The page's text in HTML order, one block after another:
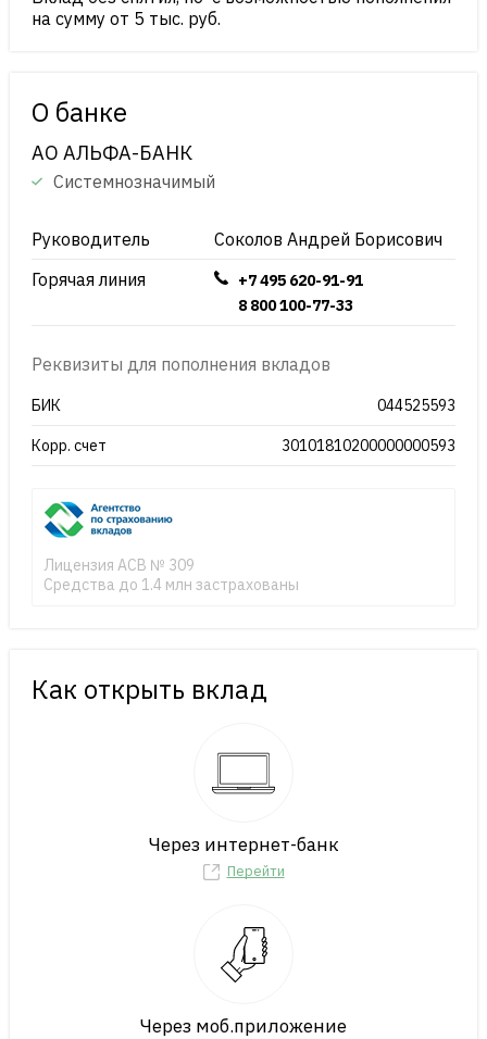
на сумму от 5 тыс. руб.
О банке
АО АЛЬФА-БАНК
Системнозначимый
Руководитель
Соколов Андрей Борисович
Горячая линия
+7 495 620-91-91
8 800 100-77-33
Реквизиты для пополнения вкладов
БИК 044525593
Корр. счет 30101810200000000593
Лицензия АСВ № 309
Средства до 1.4 млн застрахованы
Как открыть вклад
Через интернет-банк
Перейти
Через моб.приложение